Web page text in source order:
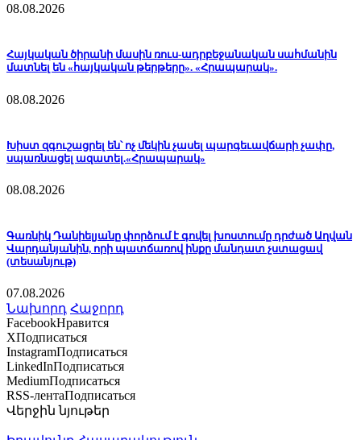
08.08.2026
Հայկական ծիրանի մասին ռուս-ադրբեջանական սահմանին
մատնել են «հայկական թերթերը». «Հրապարակ».
08.08.2026
Խիստ զգուշացրել են՝ ոչ մեկին չասել պարգեւավճարի չափը,
սպառնացել ազատել.«Հրապարակ»
08.08.2026
Գառնիկ Դանիելյանը փորձում է գովել խոստումը դրժած Աղվան
Վարդանյանին, որի պատճառով ինքը մանդատ չստացավ
(տեսանյութ)
07.08.2026
Նախորդ Հաջորդ
FacebookНравится
XПодписаться
InstagramПодписаться
LinkedInПодписаться
MediumПодписаться
RSS-лентаПодписаться
Վերջին նյութեր